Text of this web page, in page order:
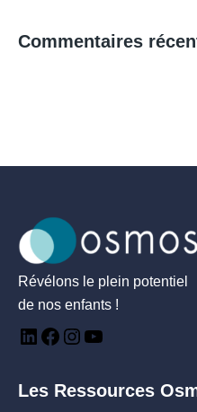
Commentaires
Révélons le plein potentiel
de nos enfants !
Les Ressources